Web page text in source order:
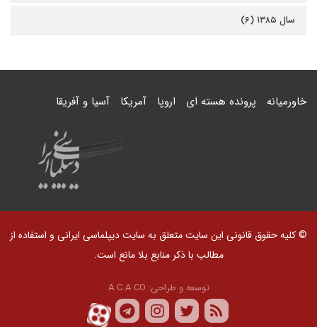
سال ۱۳۸۵ (۶)
خاورمیانه پرونده هسته ای اروپا آمریکا آسیا و آفریقا
© کلیه حقوق قانونی این سایت متعلق به سایت دیپلماسی ایرانی و استفاده از
مطالب با ذکر منابع بلا مانع است.
توسعه و طراحی: A.C.A CO